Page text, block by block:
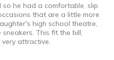
he had a comfortable, slip
that are a little more
high school theatre,
This fit the bill,
attractive.